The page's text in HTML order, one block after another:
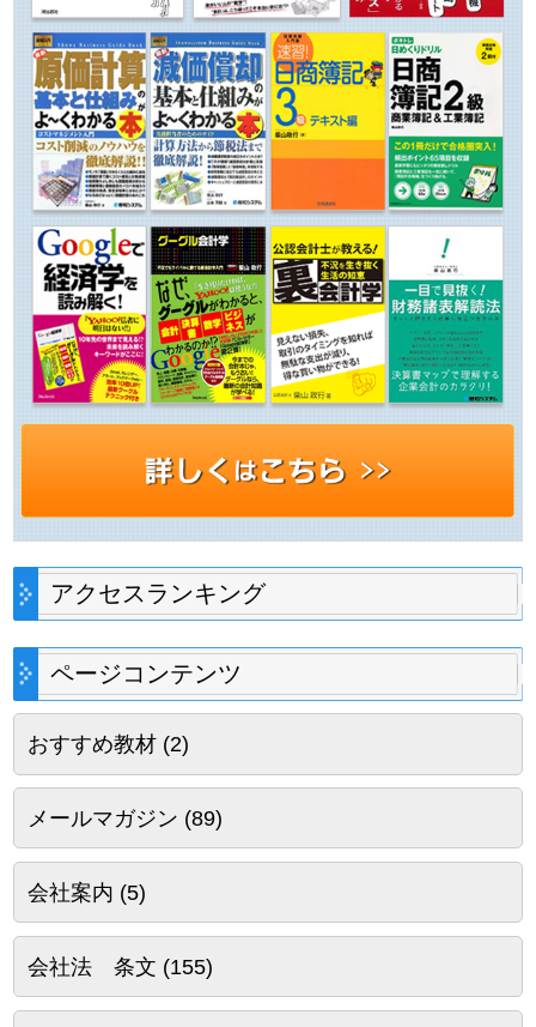
アクセスランキング
ページコンテンツ
おすすめ教材(2)
メールマガジン (89)
会社案内 (5)
会社法 条文 (155)